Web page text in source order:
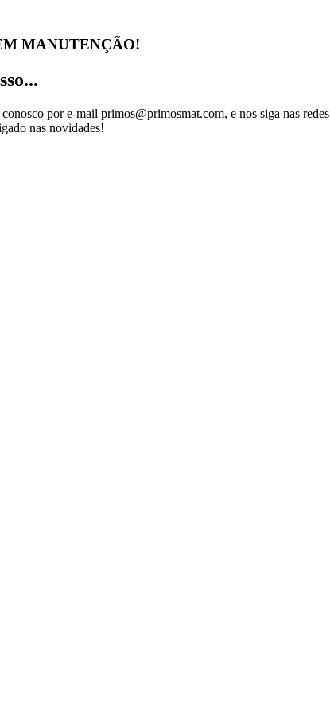
MANUTENÇÃO!
por e-mail primos@primosmat.com, e nos siga nas redes
nas novidades!